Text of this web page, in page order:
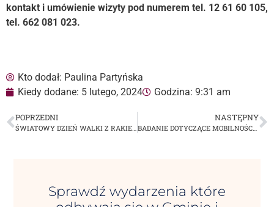
kontakt i umówienie wizyty pod numerem tel. 12 61 60 105,
tel. 662 081 023.
Kto dodał: Paulina Partyńska
Kiedy dodane: 5 lutego, 2024 Godzina: 9:31 am
POPRZEDNI
ŚWIATOWY DZIEŃ WALKI Z RAKIEM
NASTĘPNY
BADANIE DOTYCZĄCE MOBILNOŚCI W AGLOMERACJI TARNOWSKIEJ
Sprawdź wydarzenia które